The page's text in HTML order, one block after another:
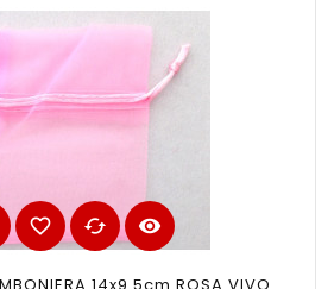
favorite_border cached visibility